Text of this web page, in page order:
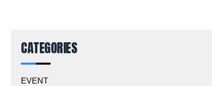
CATEGORIES
EVENT